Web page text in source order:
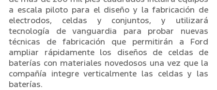
a escala piloto para el diseño y la fabricación de
electrodos, celdas y conjuntos, y utilizará
tecnología de vanguardia para probar nuevas
técnicas de fabricación que permitirán a Ford
ampliar rápidamente los diseños de celdas de
baterías con materiales novedosos una vez que la
compañía integre verticalmente las celdas y las
baterías.